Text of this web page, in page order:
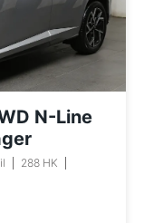
N-Line
288 HK